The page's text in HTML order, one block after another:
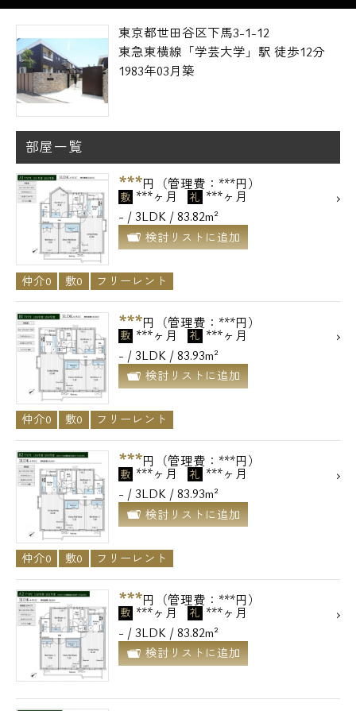
東京都世田谷区下馬3-1-12
東急東横線「学芸大学」駅 徒歩12分
1983年03月築
部屋一覧
***円（管理費：***円）
敷 ***ヶ月 礼 ***ヶ月
- / 3LDK / 83.82m²
検討リストに追加
仲介0 敷0 フリーレント
***円（管理費：***円）
敷 ***ヶ月 礼 ***ヶ月
- / 3LDK / 83.93m²
検討リストに追加
仲介0 敷0 フリーレント
***円（管理費：***円）
敷 ***ヶ月 礼 ***ヶ月
- / 3LDK / 83.93m²
検討リストに追加
仲介0 敷0 フリーレント
***円（管理費：***円）
敷 ***ヶ月 礼 ***ヶ月
- / 3LDK / 83.82m²
検討リストに追加